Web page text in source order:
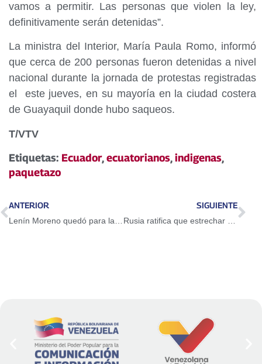
vamos a permitir. Las personas que violen la ley,
definitivamente serán detenidas”.
La ministra del Interior, María Paula Romo, informó
que cerca de 200 personas fueron detenidas a nivel
nacional durante la jornada de protestas registradas
el este jueves, en su mayoría en la ciudad costera
de Guayaquil donde hubo saqueos.
T/VTV
Etiquetas: Ecuador,ecuatorianos,indigenas,
paquetazo
ANTERIOR SIGUIENTE